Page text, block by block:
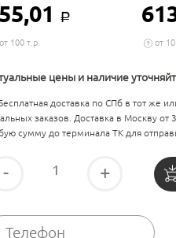
Р
от 100 т.р. от
цены и наличие
доставка по СПб в тот же
заказов. Доставка в Москву от
сумму до терминала ТК для
- +